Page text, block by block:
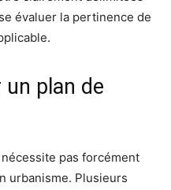
évaluer la pertinence de
plan de
pas forcément
urbanisme. Plusieurs